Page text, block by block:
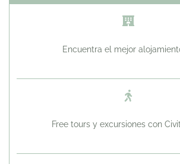
Encuentra el mejor
Free tours y excursiones con